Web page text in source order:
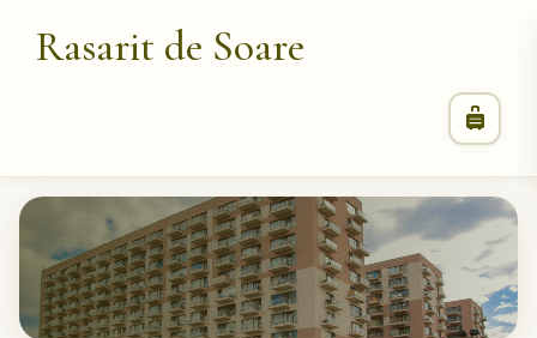
Rasarit de Soare